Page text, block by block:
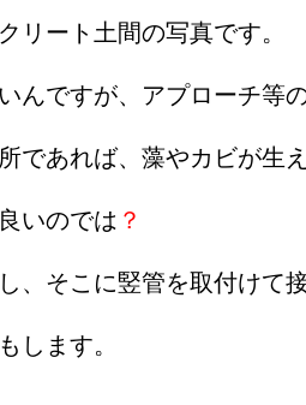
リート土間の写真です。
んですが、アプローチ等
であれば、藻やカビが生
いのでは ？
、そこに竪管を取付けて
します。